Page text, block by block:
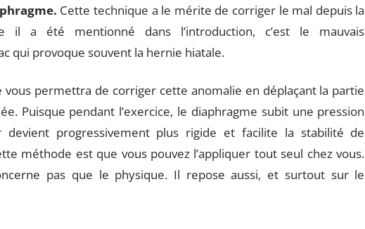
Cette technique a le mérite de corriger le mal depuis la
il a été mentionné dans l’introduction, c’est le mauvais
qui provoque souvent la hernie hiatale.
vous permettra de corriger cette anomalie en déplaçant la partie
Puisque pendant l’exercice, le diaphragme subit une pression
devient progressivement plus rigide et facilite la stabilité de
méthode est que vous pouvez l’appliquer tout seul chez vous.
pas que le physique. Il repose aussi, et surtout sur le